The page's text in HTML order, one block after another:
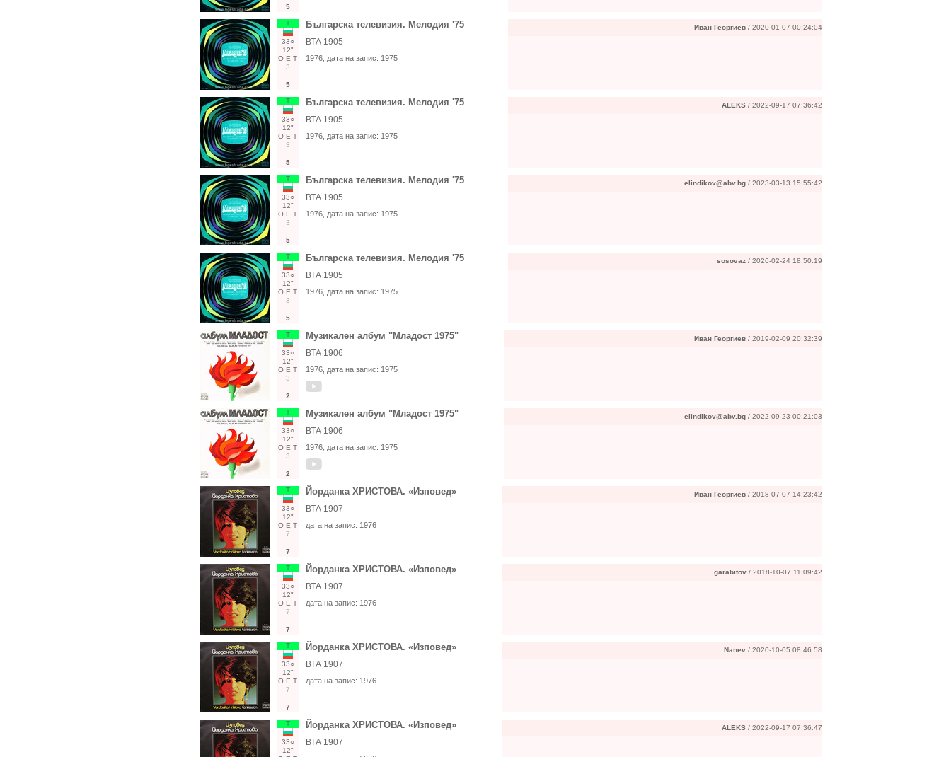
5
Т
33○
12"
О Е Т
3
5
Българска телевизия. Мелодия '75
ВТА 1905
1976 , дата на запис: 1975
Иван Георгиев / 2020-01-07 00:24:04
Т
33○
12"
О Е Т
3
5
Българска телевизия. Мелодия '75
ВТА 1905
1976 , дата на запис: 1975
ALEKS / 2022-09-17 07:36:42
Т
33○
12"
О Е Т
3
5
Българска телевизия. Мелодия '75
ВТА 1905
1976 , дата на запис: 1975
elindikov@abv.bg / 2023-03-13 15:55:42
Т
33○
12"
О Е Т
3
5
Българска телевизия. Мелодия '75
ВТА 1905
1976 , дата на запис: 1975
sosovaz / 2026-02-24 18:50:19
Т
33○
12"
О Е Т
3
2
Музикален албум "Младост 1975"
ВТА 1906
1976 , дата на запис: 1975
Иван Георгиев / 2019-02-09 20:32:39
Т
33○
12"
О Е Т
3
2
Музикален албум "Младост 1975"
ВТА 1906
1976 , дата на запис: 1975
elindikov@abv.bg / 2022-09-23 00:21:03
Т
33○
12"
О Е Т
7
7
Йорданка ХРИСТОВА. «Изповед»
ВТА 1907
дата на запис: 1976
Иван Георгиев / 2018-07-07 14:23:42
Т
33○
12"
О Е Т
7
7
Йорданка ХРИСТОВА. «Изповед»
ВТА 1907
дата на запис: 1976
garabitov / 2018-10-07 11:09:42
Т
33○
12"
О Е Т
7
7
Йорданка ХРИСТОВА. «Изповед»
ВТА 1907
дата на запис: 1976
Nanev / 2020-10-05 08:46:58
Т
33○
12"
Йорданка ХРИСТОВА. «Изповед»
ВТА 1907
ALEKS / 2022-09-17 07:36:47